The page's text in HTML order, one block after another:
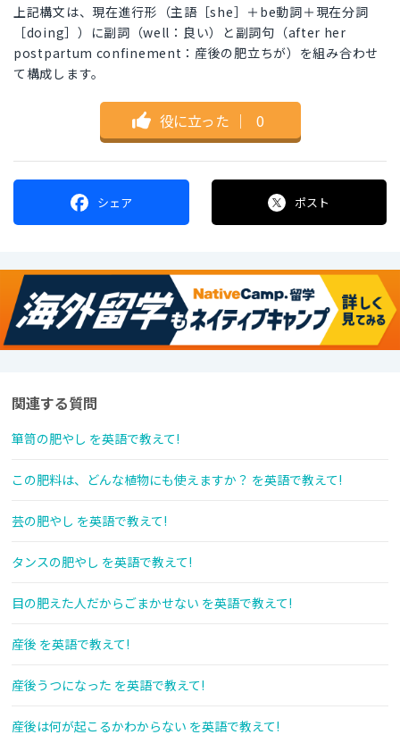
上記構文は、現在進行形（主語［she］＋be動詞＋現在分詞
［doing］）に副詞（well：良い）と副詞句（after her
postpartum confinement：産後の肥立ちが）を組み合わせ
て構成します。
役に立った ｜ 0
シェア ポスト
関連する質問
箪笥の肥やし を英語で教えて!
この肥料は、どんな植物にも使えますか？ を英語で教えて!
芸の肥やし を英語で教えて!
タンスの肥やし を英語で教えて!
目の肥えた人だからごまかせない を英語で教えて!
産後 を英語で教えて!
産後うつになった を英語で教えて!
産後は何が起こるかわからない を英語で教えて!